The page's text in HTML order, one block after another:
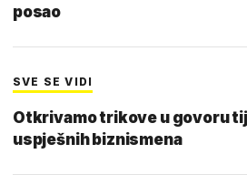
posao
SVE SE VIDI
Otkrivamo trikove u govoru
uspješnih biznismena